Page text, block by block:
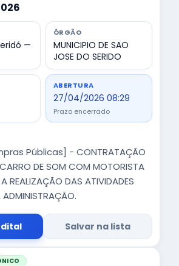
—
ÓRGÃO
MUNICIPIO DE SAO
JOSE DO SERIDO
ABERTURA
27/04/2026 08:29
Prazo encerrado
Públicas] - CONTRATAÇÃO
DE SOM COM MOTORISTA
REALIZAÇÃO DAS ATIVIDADES
ADMINISTRAÇÃO.
Salvar na lista